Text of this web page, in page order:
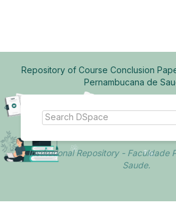
Repository of Course Conclusion
Pernambucana de
Institutional Repository - Faculdade
Saude.